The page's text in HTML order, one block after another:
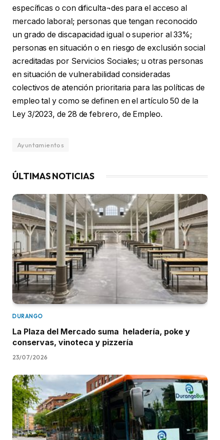
específicas o con dificulta¬des para el acceso al
mercado laboral; personas que tengan reconocido
un grado de discapacidad igual o superior al 33%;
personas en situación o en riesgo de exclusión social
acreditadas por Servicios Sociales; u otras personas
en situación de vulnerabilidad consideradas
colectivos de atención prioritaria para las políticas de
empleo tal y como se definen en el artículo 50 de la
Ley 3/2023, de 28 de febrero, de Empleo.
Ayuntamientos
ÚLTIMAS NOTICIAS
DURANGO
La Plaza del Mercado suma heladería, poke y
conservas, vinoteca y pizzería
23/07/2026